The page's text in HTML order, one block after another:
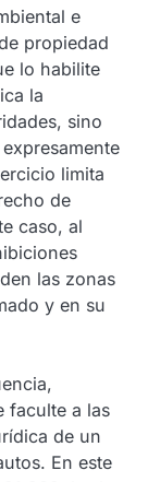
e
propiedad
lo habilite
la
sino
limita
de
caso, al
las zonas
y en su
faculte a las
de un
En este